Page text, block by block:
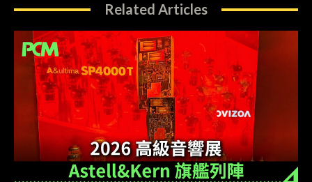
Related Articles